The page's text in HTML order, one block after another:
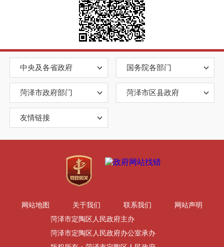
中央及各省政府 国务院各部门
菏泽市政府部门 菏泽市区县政府
友情链接
网站地图 关于我们 联系我们
网站声明
菏泽市定陶区人民政府主办
菏泽市定陶区人民政府办公室承办